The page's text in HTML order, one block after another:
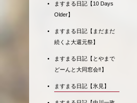
ますまる日記【10 Days
Older】
ますまる日記【まだまだ
続くよ大還元祭】
ますまる日記【とやまで
どーんと大同窓会‼】
ますまる日記【氷見】